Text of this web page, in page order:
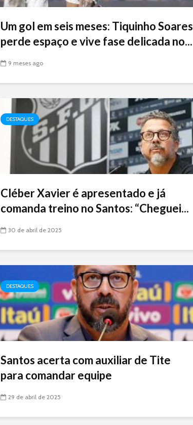
Um gol em seis meses: Tiquinho Soares
perde espaço e vive fase delicada no...
9 meses ago
DESTAQUES
Cléber Xavier é apresentado e já
comanda treino no Santos: “Cheguei...
30 de abril de 2025
DESTAQUES
Santos acerta com auxiliar de Tite
para comandar equipe
29 de abril de 2025